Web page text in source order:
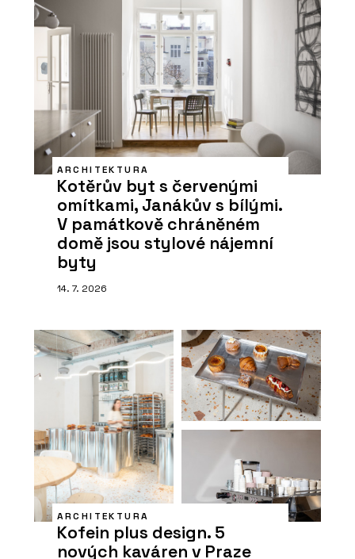
ARCHITEKTURA
Kotěrův byt s červenými
omítkami, Janákův s bílými.
V památkově chráněném
domě jsou stylové nájemní
byty
14. 7. 2026
ARCHITEKTURA
Kofein plus design. 5
nových kaváren v Praze